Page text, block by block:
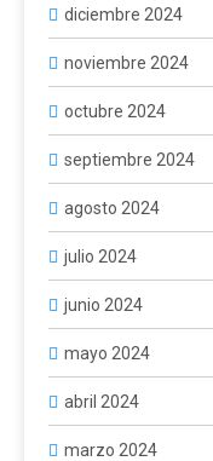
diciembre 2024
noviembre 2024
octubre 2024
septiembre 2024
agosto 2024
julio 2024
junio 2024
mayo 2024
abril 2024
marzo 2024